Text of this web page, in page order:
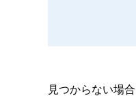
見つからない場